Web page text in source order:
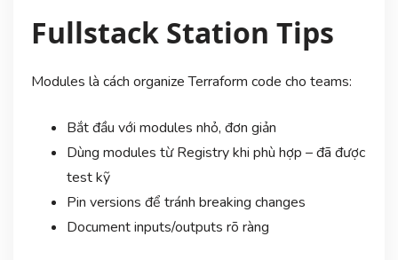
Fullstack Station Tips
Modules là cách organize Terraform code cho teams:
Bắt đầu với modules nhỏ, đơn giản
Dùng modules từ Registry khi phù hợp – đã được
test kỹ
Pin versions để tránh breaking changes
Document inputs/outputs rõ ràng